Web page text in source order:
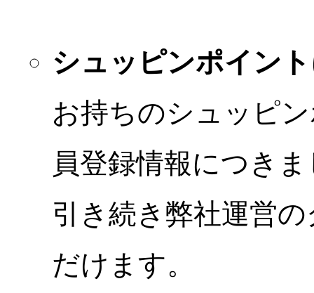
シュッピンポイン
お持ちのシュッピ
員登録情報につき
引き続き弊社運営
だけます。